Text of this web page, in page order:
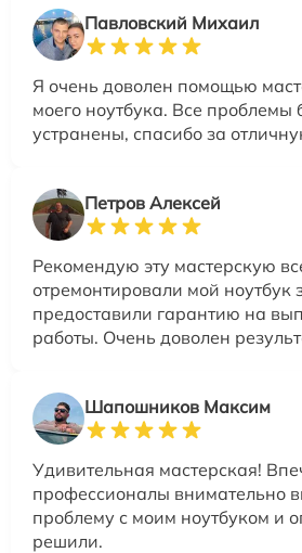
Павловский Михаил
Я очень доволен помощью
моего ноутбука. Все проблемы
устранены, спасибо за
Петров Алексей
Рекомендую эту мастерскую
отремонтировали мой ноутбук
предоставили гарантию на
работы. Очень доволен
Шапошников Максим
Удивительная мастерская!
профессионалы внимательно
проблему с моим ноутбуком и
решили.